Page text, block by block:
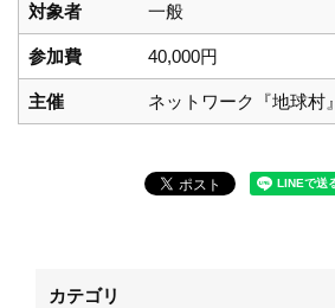
対象者 一般
参加費 40,000円
主催 ネットワーク『地球村』
カテゴリ